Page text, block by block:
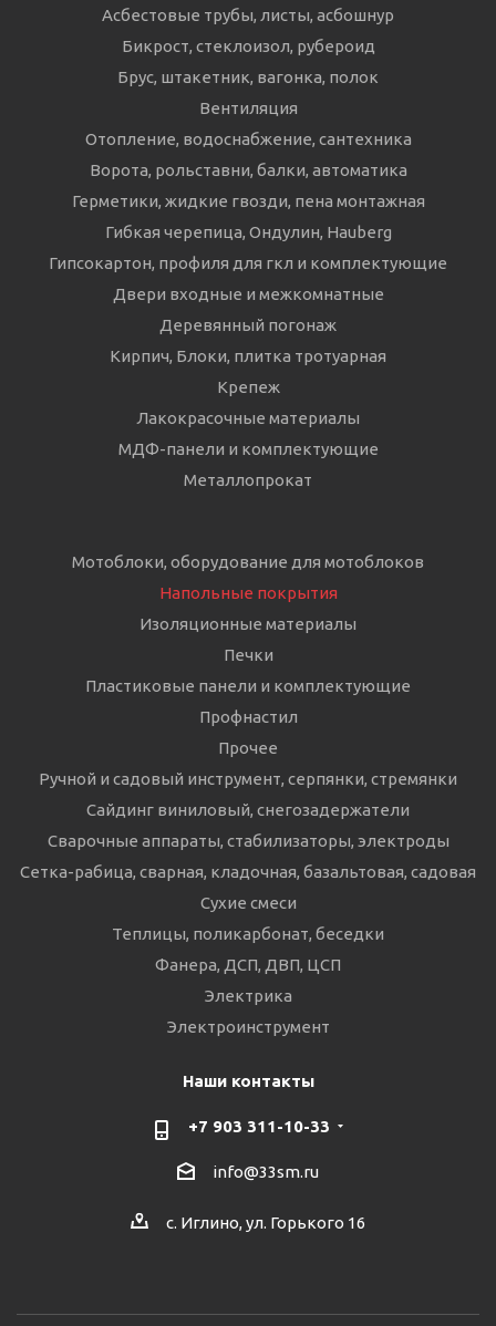
Асбестовые трубы, листы, асбошнур
Бикрост, стеклоизол, рубероид
Брус, штакетник, вагонка, полок
Вентиляция
Отопление, водоснабжение, сантехника
Ворота, рольставни, балки, автоматика
Герметики, жидкие гвозди, пена монтажная
Гибкая черепица, Ондулин, Hauberg
Гипсокартон, профиля для гкл и комплектующие
Двери входные и межкомнатные
Деревянный погонаж
Кирпич, Блоки, плитка тротуарная
Крепеж
Лакокрасочные материалы
МДФ-панели и комплектующие
Металлопрокат
Мотоблоки, оборудование для мотоблоков
Напольные покрытия
Изоляционные материалы
Печки
Пластиковые панели и комплектующие
Профнастил
Прочее
Ручной и садовый инструмент, серпянки, стремянки
Сайдинг виниловый, снегозадержатели
Сварочные аппараты, стабилизаторы, электроды
Сетка-рабица, сварная, кладочная, базальтовая, садовая
Сухие смеси
Теплицы, поликарбонат, беседки
Фанера, ДСП, ДВП, ЦСП
Электрика
Электроинструмент
Наши контакты
+7 903 311-10-33
info@33sm.ru
с. Иглино, ул. Горького 16